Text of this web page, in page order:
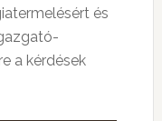
és
a kérdések